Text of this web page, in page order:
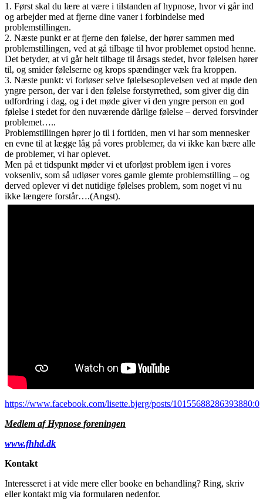
1. Først skal du lære at være i tilstanden af hypnose, hvor vi går ind
og arbejder med at fjerne dine vaner i forbindelse med
problemstillingen.
2. Næste punkt er at fjerne den følelse, der hører sammen med
problemstillingen, ved at gå tilbage til hvor problemet opstod henne.
Det betyder, at vi går helt tilbage til årsags stedet, hvor følelsen hører
til, og smider følelserne og krops spændinger væk fra kroppen.
3. Næste punkt: vi forløser selve følelsesoplevelsen ved at møde den
yngre person, der var i den følelse forstyrrethed, som giver dig din
udfordring i dag, og i det møde giver vi den yngre person en god
følelse i stedet for den nuværende dårlige følelse – derved forsvinder
problemet…..
Problemstillingen hører jo til i fortiden, men vi har som mennesker
en evne til at lægge låg på vores problemer, da vi ikke kan bære alle
de problemer, vi har oplevet.
Men på et tidspunkt møder vi et uforløst problem igen i vores
voksenliv, som så udløser vores gamle glemte problemstilling – og
derved oplever vi det nutidige følelses problem, som noget vi nu
ikke længere forstår….(Angst).
https://www.facebook.com/lisette.bjerg/posts/10155688286393880:0
Medlem af Hypnose foreningen
www.fhhd.dk
Kontakt
Interesseret i at vide mere eller booke en behandling? Ring, skriv
eller kontakt mig via formularen nedenfor.